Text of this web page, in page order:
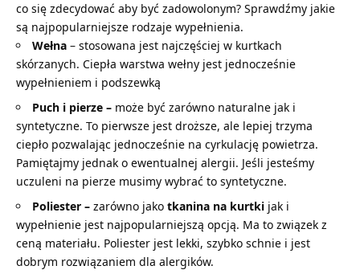
co się zdecydować aby być zadowolonym? Sprawdźmy jakie
są najpopularniejsze rodzaje wypełnienia.
Wełna – stosowana jest najczęściej w kurtkach
skórzanych. Ciepła warstwa wełny jest jednocześnie
wypełnieniem i podszewką
Puch i pierze – może być zarówno naturalne jak i
syntetyczne. To pierwsze jest droższe, ale lepiej trzyma
ciepło pozwalając jednocześnie na cyrkulację powietrza.
Pamiętajmy jednak o ewentualnej alergii. Jeśli jesteśmy
uczuleni na pierze musimy wybrać to syntetyczne.
Poliester – zarówno jako tkanina na kurtki jak i
wypełnienie jest najpopularniejszą opcją. Ma to związek z
ceną materiału. Poliester jest lekki, szybko schnie i jest
dobrym rozwiązaniem dla alergików.